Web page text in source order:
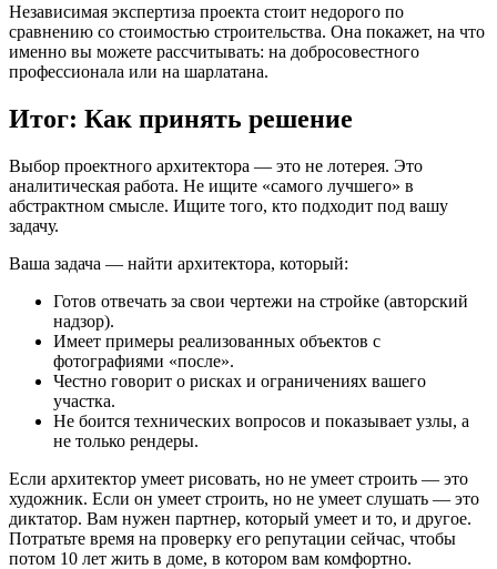
Независимая экспертиза проекта стоит недорого по
сравнению со стоимостью строительства. Она покажет, на что
именно вы можете рассчитывать: на добросовестного
профессионала или на шарлатана.
Итог: Как принять решение
Выбор проектного архитектора — это не лотерея. Это
аналитическая работа. Не ищите «самого лучшего» в
абстрактном смысле. Ищите того, кто подходит под вашу
задачу.
Ваша задача — найти архитектора, который:
Готов отвечать за свои чертежи на стройке (авторский
надзор).
Имеет примеры реализованных объектов с
фотографиями «после».
Честно говорит о рисках и ограничениях вашего
участка.
Не боится технических вопросов и показывает узлы, а
не только рендеры.
Если архитектор умеет рисовать, но не умеет строить — это
художник. Если он умеет строить, но не умеет слушать — это
диктатор. Вам нужен партнер, который умеет и то, и другое.
Потратьте время на проверку его репутации сейчас, чтобы
потом 10 лет жить в доме, в котором вам комфортно.